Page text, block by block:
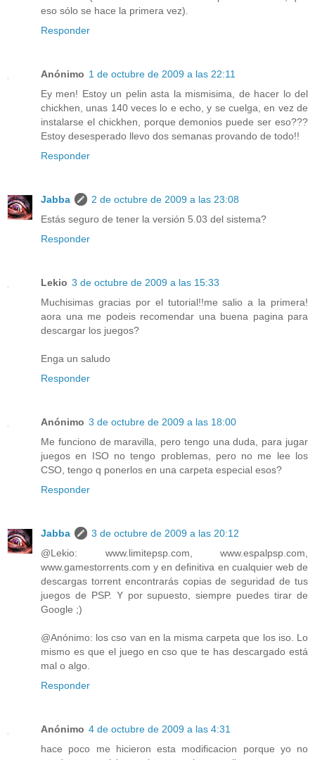
eso sólo se hace la primera vez).
Responder
Anónimo 1 de octubre de 2009 a las 22:11
Ey men! Estoy un pelin asta la mismisima, de hacer lo del
chickhen, unas 140 veces lo e echo, y se cuelga, en vez de
instalarse el chickhen, porque demonios puede ser eso???
Estoy desesperado llevo dos semanas provando de todo!!
Responder
Jabba
2 de octubre de 2009 a las 23:08
Estás seguro de tener la versión 5.03 del sistema?
Responder
Lekio 3 de octubre de 2009 a las 15:33
Muchisimas gracias por el tutorial!!me salio a la primera!
aora una me podeis recomendar una buena pagina para
descargar los juegos?
Enga un saludo
Responder
Anónimo 3 de octubre de 2009 a las 18:00
Me funciono de maravilla, pero tengo una duda, para jugar
juegos en ISO no tengo problemas, pero no me lee los
CSO, tengo q ponerlos en una carpeta especial esos?
Responder
Jabba
3 de octubre de 2009 a las 20:12
@Lekio: www.limitepsp.com, www.espalpsp.com,
www.gamestorrents.com y en definitiva en cualquier web de
descargas torrent encontrarás copias de seguridad de tus
juegos de PSP. Y por supuesto, siempre puedes tirar de
Google ;)
@Anónimo: los cso van en la misma carpeta que los iso. Lo
mismo es que el juego en cso que te has descargado está
mal o algo.
Responder
Anónimo 4 de octubre de 2009 a las 4:31
hace poco me hicieron esta modificacion porque yo no